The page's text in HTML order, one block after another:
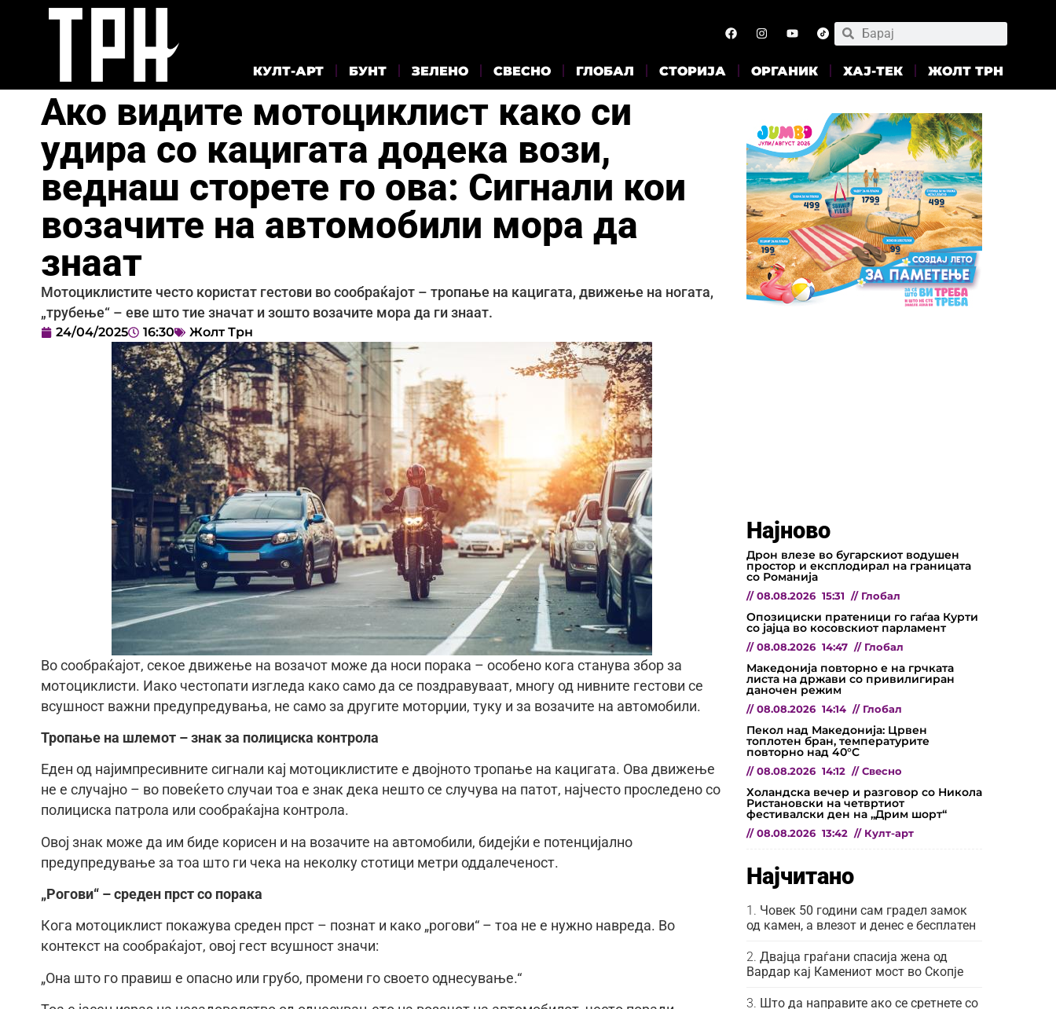
КУЛТ-АРТ БУНТ ЗЕЛЕНО СВЕСНО ГЛОБАЛ СТОРИЈА ОРГАНИК ХАЈ-ТЕК ЖОЛТ ТРН
Ако видите мотоциклист како си
удира со кацигата додека вози,
веднаш сторете го ова: Сигнали кои
возачите на автомобили мора да
знаат
Мотоциклистите често користат гестови во сообраќајот – тропање на кацигата, движење на ногата,
„трубење“ – еве што тие значат и зошто возачите мора да ги знаат.
24/04/2025 16:30 Жолт Трн
Во сообраќајот, секое движење на возачот може да носи порака – особено кога станува збор за
мотоциклисти. Иако честопати изгледа како само да се поздравуваат, многу од нивните гестови се
всушност важни предупредувања, не само за другите моторџии, туку и за возачите на автомобили.
Тропање на шлемот – знак за полициска контрола
Еден од најимпресивните сигнали кај мотоциклистите е двојното тропање на кацигата. Ова движење
не е случајно – во повеќето случаи тоа е знак дека нешто се случува на патот, најчесто проследено со
полициска патрола или сообраќајна контрола.
Овој знак може да им биде корисен и на возачите на автомобили, бидејќи е потенцијално
предупредување за тоа што ги чека на неколку стотици метри оддалеченост.
„Рогови“ – среден прст со порака
Кога мотоциклист покажува среден прст – познат и како „рогови“ – тоа не е нужно навреда. Во
контекст на сообраќајот, овој гест всушност значи:
„Она што го правиш е опасно или грубо, промени го своето однесување.“
Најново
Дрон влезе во бугарскиот водушен
простор и експлодирал на границата
со Романија
// 08.08.2026 15:31 // Глобал
Опозициски пратеници го гаѓаа Курти
со јајца во косовскиот парламент
// 08.08.2026 14:47 // Глобал
Македонија повторно е на грчката
листа на држави со привилигиран
даночен режим
// 08.08.2026 14:14 // Глобал
Пекол над Македонија: Црвен
топлотен бран, температурите
повторно над 40°C
// 08.08.2026 14:12 // Свесно
Холандска вечер и разговор со Никола
Ристановски на четвртиот
фестивалски ден на „Дрим шорт“
// 08.08.2026 13:42 // Култ-арт
Најчитано
Човек 50 години сам градел замок
од камен, а влезот и денес е бесплатен
Двајца граѓани спасија жена од
Вардар кај Камениот мост во Скопје
Што да направите ако се сретнете со